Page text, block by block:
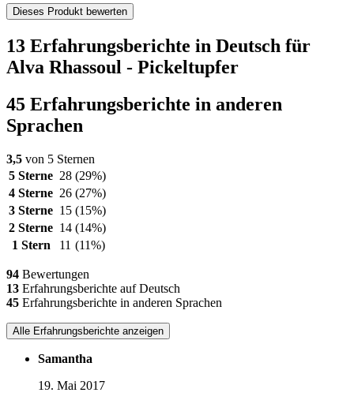
Dieses Produkt bewerten
13 Erfahrungsberichte in Deutsch für
Alva Rhassoul - Pickeltupfer
45 Erfahrungsberichte in anderen
Sprachen
3,5 von 5 Sternen
5 Sterne 28 (29%)
4 Sterne 26 (27%)
3 Sterne 15 (15%)
2 Sterne 14 (14%)
1 Stern
11 (11%)
94 Bewertungen
13 Erfahrungsberichte auf Deutsch
45 Erfahrungsberichte in anderen Sprachen
Alle Erfahrungsberichte anzeigen
Samantha
19. Mai 2017